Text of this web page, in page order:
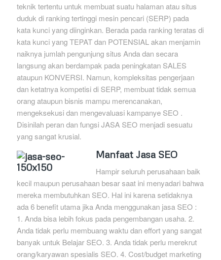
teknik tertentu untuk membuat suatu halaman atau situs
duduk di ranking tertinggi mesin pencari (SERP) pada
kata kunci yang diinginkan. Berada pada ranking teratas di
kata kunci yang TEPAT dan POTENSIAL akan menjamin
naiknya jumlah pengunjung situs Anda dan secara
langsung akan berdampak pada peningkatan SALES
ataupun KONVERSI. Namun, kompleksitas pengerjaan
dan ketatnya kompetisi di SERP, membuat tidak semua
orang ataupun bisnis mampu merencanakan,
mengeksekusi dan mengevaluasi kampanye SEO .
Disinilah peran dan fungsi JASA SEO menjadi sesuatu
yang sangat krusial.
Manfaat Jasa SEO
Hampir seluruh perusahaan baik
kecil maupun perusahaan besar saat ini menyadari bahwa
mereka membutuhkan SEO. Hal ini karena setidaknya
ada 6 benefit utama jika Anda menggunakan jasa SEO :
1. Anda bisa lebih fokus pada pengembangan usaha. 2.
Anda tidak perlu membuang waktu dan effort yang sangat
banyak untuk Belajar SEO. 3. Anda tidak perlu merekrut
orang/karyawan spesialis SEO. 4. Cost/budget marketing